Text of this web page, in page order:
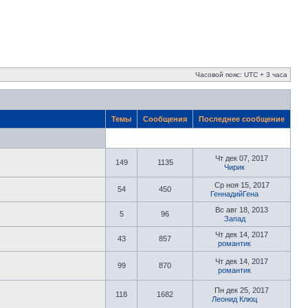
Часовой пояс: UTC + 3 часа
Темы Сообщения Последнее сообщение
149 1135
Чт дек 07, 2017
Чирик
54 450
Ср ноя 15, 2017
ГеннадийГена
5 96
Вс авг 18, 2013
Запад
43 857
Чт дек 14, 2017
романтик
99 870
Чт дек 14, 2017
романтик
118 1682
Пн дек 25, 2017
Леонид Клюц